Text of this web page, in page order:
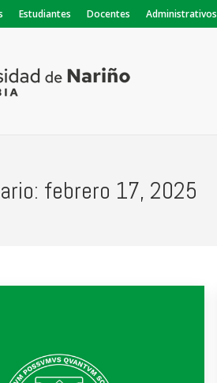
Estudiantes Docentes Administrativos
febrero 17, 2025